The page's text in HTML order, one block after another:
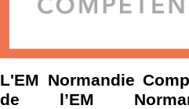
L'EM Normandie
de l’EM